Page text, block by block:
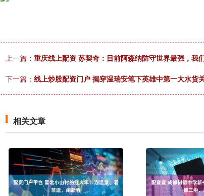
上一篇： 重庆线上配资 苏契奇：目前阿森纳防守世界最强，我
下一篇： 线上炒股配资门户 揭穿温瑞安笔下英雄中第一大水货
相关文章